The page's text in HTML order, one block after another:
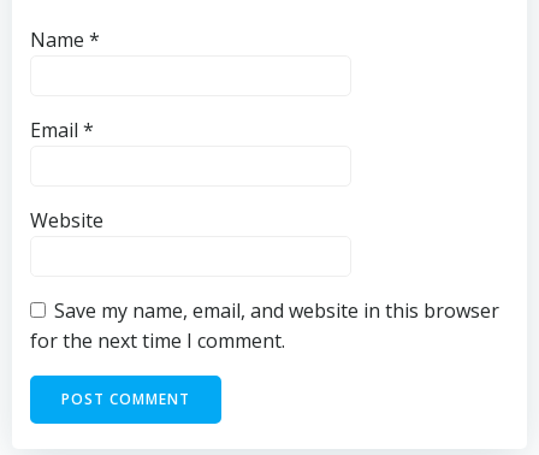
Name *
Email *
Website
Save my name, email, and website in this browser
for the next time I comment.